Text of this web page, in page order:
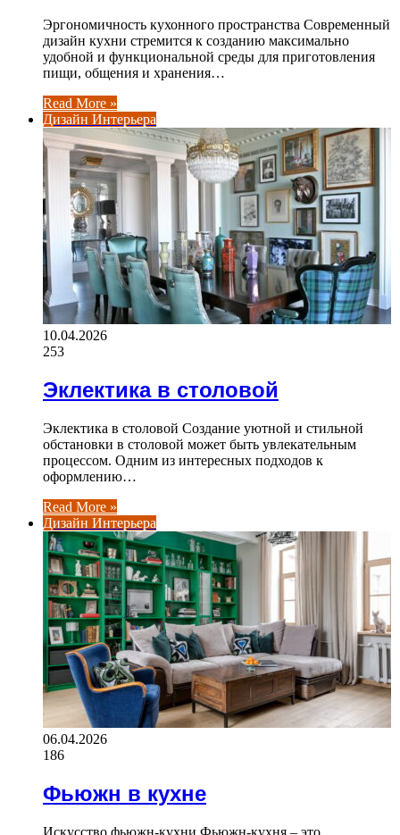
Эргономичность кухонного пространства Современный
дизайн кухни стремится к созданию максимально
удобной и функциональной среды для приготовления
пищи, общения и хранения…
Read More »
Дизайн Интерьера
10.04.2026
253
Эклектика в столовой
Эклектика в столовой Создание уютной и стильной
обстановки в столовой может быть увлекательным
процессом. Одним из интересных подходов к
оформлению…
Read More »
Дизайн Интерьера
06.04.2026
186
Фьюжн в кухне
Искусство фьюжн-кухни Фьюжн-кухня – это